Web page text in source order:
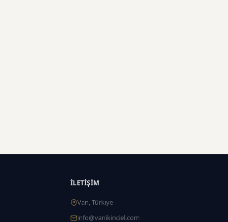
İLETIŞIM
Van, Türkiye
info@vanikinciel.com